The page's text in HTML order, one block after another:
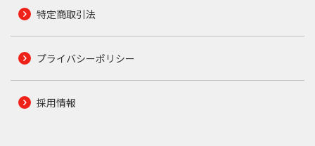
特定商取引法
プライバシーポリシー
採用情報